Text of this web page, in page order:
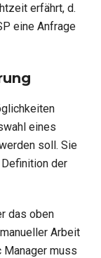
erfährt, d.
eine Anfrage
eines
soll. Sie
der
das oben
Arbeit
Manager muss